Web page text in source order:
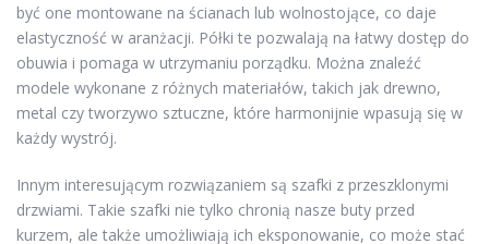
być one montowane na ścianach lub wolnostojące, co daje
elastyczność w aranżacji. Półki te pozwalają na łatwy dostęp do
obuwia i pomaga w utrzymaniu porządku. Można znaleźć
modele wykonane z różnych materiałów, takich jak drewno,
metal czy tworzywo sztuczne, które harmonijnie wpasują się w
każdy wystrój.
Innym interesującym rozwiązaniem są szafki z przeszklonymi
drzwiami. Takie szafki nie tylko chronią nasze buty przed
kurzem, ale także umożliwiają ich eksponowanie, co może stać